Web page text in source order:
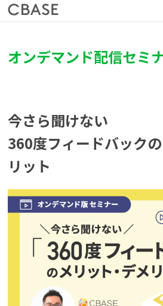
導入事例
セミナー情報
お知らせ
会社情報
よくある質問
オンデマンド配信セミ
今さら聞けない
360度フィードバック
リット